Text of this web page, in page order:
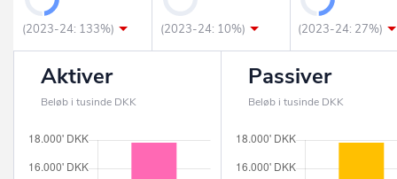
(2023-24: 133%) (2023-24: 10%) (2023-24: 27%)
Aktiver
Beløb i tusinde DKK
Passiver
Beløb i tusinde DKK